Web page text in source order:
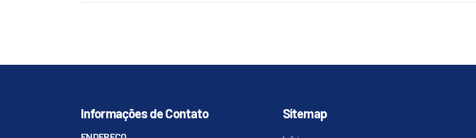
Informações de Contato Sitemap